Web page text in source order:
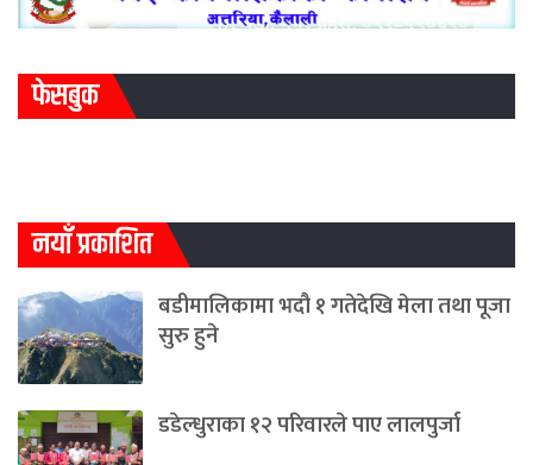
फेसबुक
नयाँ प्रकाशित
बडीमालिकामा भदौ १ गतेदेखि मेला तथा पूजा
सुरु हुने
डडेल्धुराका १२ परिवारले पाए लालपुर्जा